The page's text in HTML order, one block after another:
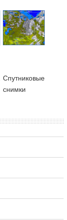
Cпутниковые
снимки